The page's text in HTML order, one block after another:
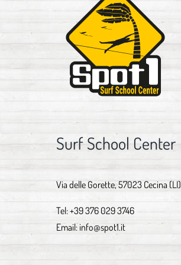
Surf School Center
Via delle Gorette, 57023 Cecina (LI)
Tel:+39 376 029 3746
Email: info@spot1.it